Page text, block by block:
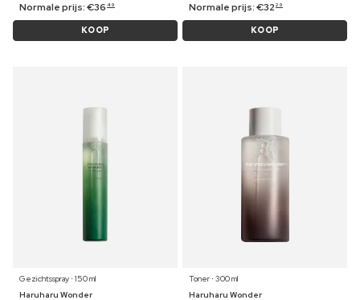
Normale prijs:€36 49
KOOP
Normale prijs:€32 29
KOOP
Gezichtsspray ⋅ 150 ml
Haruharu Wonder
Toner ⋅ 300 ml
Haruharu Wonder